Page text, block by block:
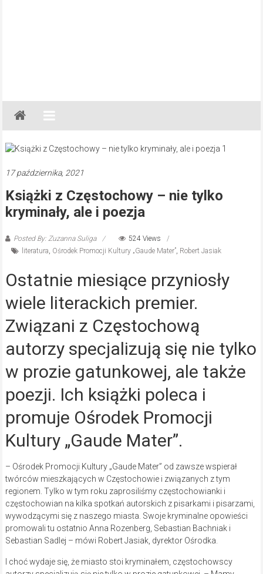
Gazeta
Regionalna
Częstochowa,
Lubliniec,
17 października, 2021
Książki z Częstochowy – nie tylko
kryminały, ale i poezja
Posted By: Zuzanna Suliga
524 Views
literatura, Ośrodek Promocji Kultury „Gaude Mater”, Robert Jasiak
Ostatnie miesiące przyniosły
wiele literackich premier.
Związani z Częstochową
autorzy specjalizują się nie tylko
w prozie gatunkowej, ale także
poezji. Ich książki poleca i
promuje Ośrodek Promocji
Kultury „Gaude Mater”.
– Ośrodek Promocji Kultury „Gaude Mater” od zawsze wspierał
twórców mieszkających w Częstochowie i związanych z tym
regionem. Tylko w tym roku zaprosiliśmy częstochowianki i
częstochowian na kilka spotkań autorskich z pisarkami i pisarzami,
wywodzącymi się z naszego miasta. Swoje kryminalne opowieści
promowali tu ostatnio Anna Rozenberg, Sebastian Bachniak i
Sebastian Sadlej – mówi Robert Jasiak, dyrektor Ośrodka.
I choć wydaje się, że miasto stoi kryminałem, częstochowscy